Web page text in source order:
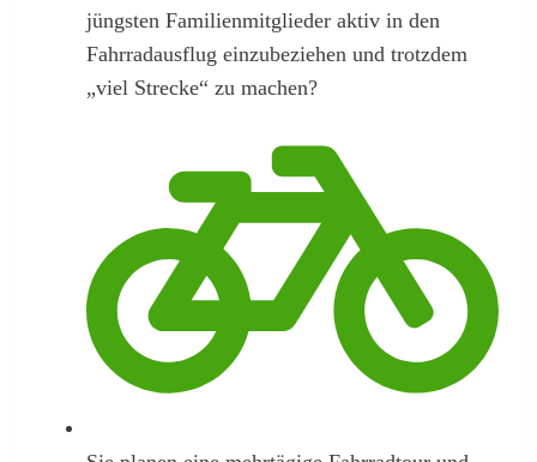
jüngsten Familienmitglieder aktiv in den
Fahrradausflug einzubeziehen und trotzdem
„viel Strecke“ zu machen?